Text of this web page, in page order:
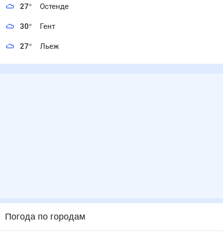
27° Остенде
30° Гент
27° Льеж
Погода по городам